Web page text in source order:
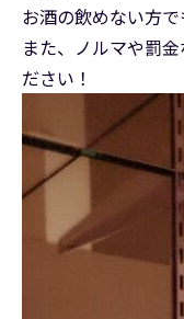
お酒の飲めない方で
また、ノルマや罰
ださい！